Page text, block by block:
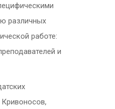
различных
работе:
и